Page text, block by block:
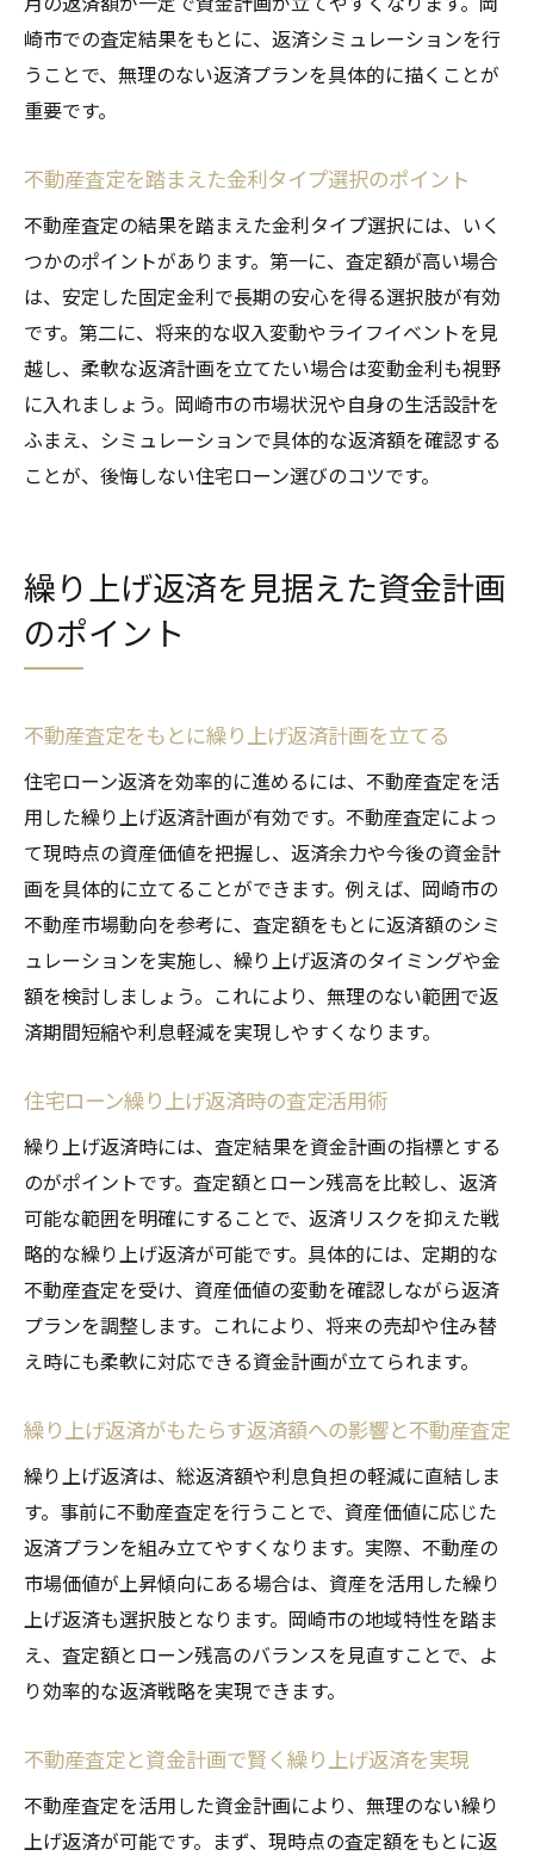
崎市での査定結果をもとに、返済シミュレーションを行
うことで、無理のない返済プランを具体的に描くことが
重要です。
不動産査定を踏まえた金利タイプ選択のポイント
不動産査定の結果を踏まえた金利タイプ選択には、いく
つかのポイントがあります。第一に、査定額が高い場合
は、安定した固定金利で長期の安心を得る選択肢が有効
です。第二に、将来的な収入変動やライフイベントを見
越し、柔軟な返済計画を立てたい場合は変動金利も視野
に入れましょう。岡崎市の市場状況や自身の生活設計を
ふまえ、シミュレーションで具体的な返済額を確認する
ことが、後悔しない住宅ローン選びのコツです。
繰り上げ返済を見据えた資金計画
のポイント
不動産査定をもとに繰り上げ返済計画を立てる
住宅ローン返済を効率的に進めるには、不動産査定を活
用した繰り上げ返済計画が有効です。不動産査定によっ
て現時点の資産価値を把握し、返済余力や今後の資金計
画を具体的に立てることができます。例えば、岡崎市の
不動産市場動向を参考に、査定額をもとに返済額のシミ
ュレーションを実施し、繰り上げ返済のタイミングや金
額を検討しましょう。これにより、無理のない範囲で返
済期間短縮や利息軽減を実現しやすくなります。
住宅ローン繰り上げ返済時の査定活用術
繰り上げ返済時には、査定結果を資金計画の指標とする
のがポイントです。査定額とローン残高を比較し、返済
可能な範囲を明確にすることで、返済リスクを抑えた戦
略的な繰り上げ返済が可能です。具体的には、定期的な
不動産査定を受け、資産価値の変動を確認しながら返済
プランを調整します。これにより、将来の売却や住み替
え時にも柔軟に対応できる資金計画が立てられます。
繰り上げ返済がもたらす返済額への影響と不動産査定
繰り上げ返済は、総返済額や利息負担の軽減に直結しま
す。事前に不動産査定を行うことで、資産価値に応じた
返済プランを組み立てやすくなります。実際、不動産の
市場価値が上昇傾向にある場合は、資産を活用した繰り
上げ返済も選択肢となります。岡崎市の地域特性を踏ま
え、査定額とローン残高のバランスを見直すことで、よ
り効率的な返済戦略を実現できます。
不動産査定と資金計画で賢く繰り上げ返済を実現
不動産査定を活用した資金計画により、無理のない繰り
上げ返済が可能です。まず、現時点の査定額をもとに返